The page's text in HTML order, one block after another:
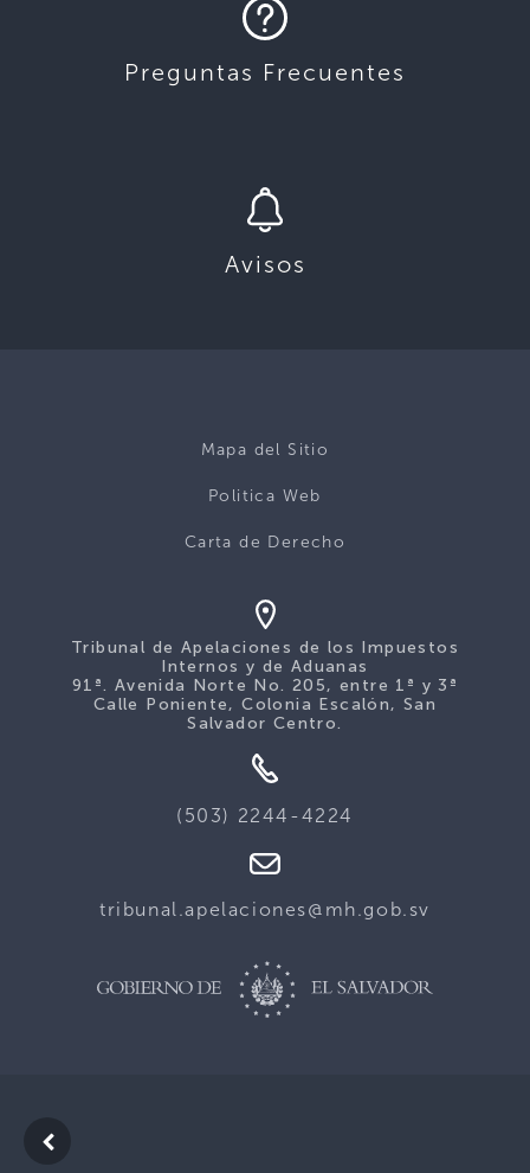
Preguntas Frecuentes
Avisos
Mapa del Sitio
Politica Web
Carta de Derecho
Tribunal de Apelaciones de los Impuestos
Internos y de Aduanas
91ª. Avenida Norte No. 205, entre 1ª y 3ª
Calle Poniente, Colonia Escalón, San
Salvador Centro.
(503) 2244-4224
tribunal.apelaciones@mh.gob.sv